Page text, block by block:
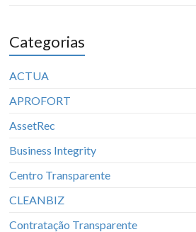
Categorias
ACTUA
APROFORT
AssetRec
Business Integrity
Centro Transparente
CLEANBIZ
Contratação Transparente